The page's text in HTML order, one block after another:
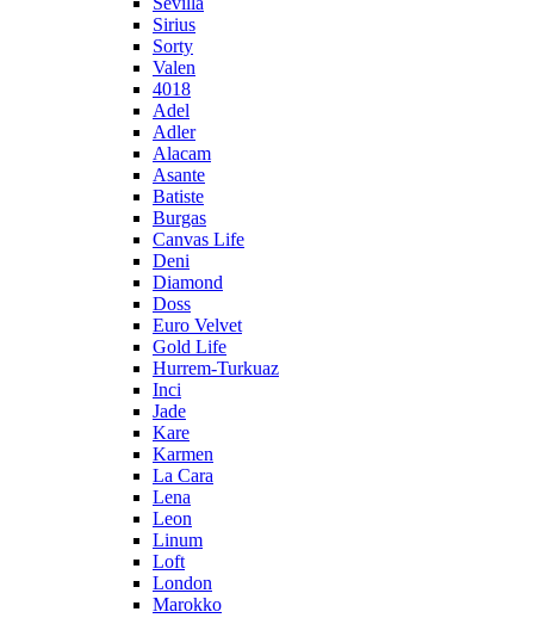
Sirius
Sorty
Valen
4018
Adel
Adler
Alacam
Asante
Batiste
Burgas
Canvas Life
Deni
Diamond
Doss
Euro Velvet
Gold Life
Hurrem-Turkuaz
Inci
Jade
Kare
Karmen
La Cara
Lena
Leon
Linum
Loft
London
Marokko